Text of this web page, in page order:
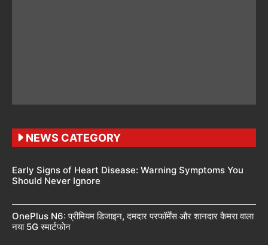
NEWS CATEGORY
Early Signs of Heart Disease: Warning Symptoms You
Should Never Ignore
OnePlus N6: प्रीमियम डिजाइन, दमदार परफॉर्मेंस और शानदार कैमरा वाला
नया 5G स्मार्टफोन